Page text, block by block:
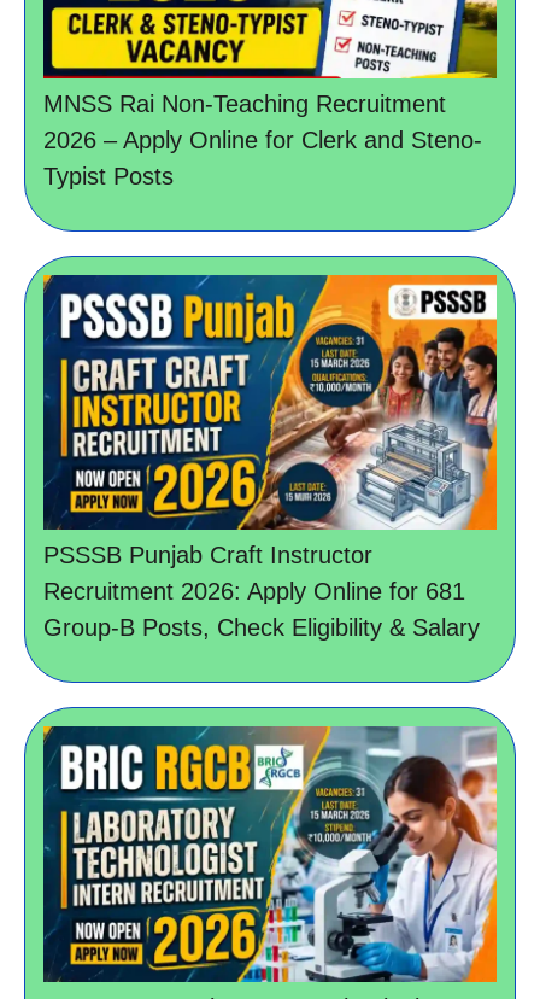
MNSS Rai Non-Teaching Recruitment
2026 – Apply Online for Clerk and Steno-
Typist Posts
PSSSB Punjab Craft Instructor
Recruitment 2026: Apply Online for 681
Group-B Posts, Check Eligibility & Salary